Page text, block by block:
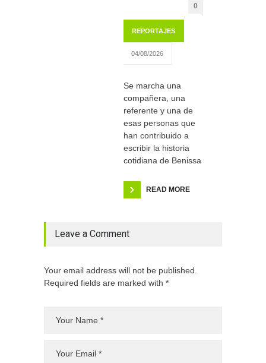
0
REPORTAJES
04/08/2026
Se marcha una
compañera, una
referente y una de
esas personas que
han contribuido a
escribir la historia
cotidiana de Benissa
READ MORE
Leave a Comment
Your email address will not be published.
Required fields are marked with *